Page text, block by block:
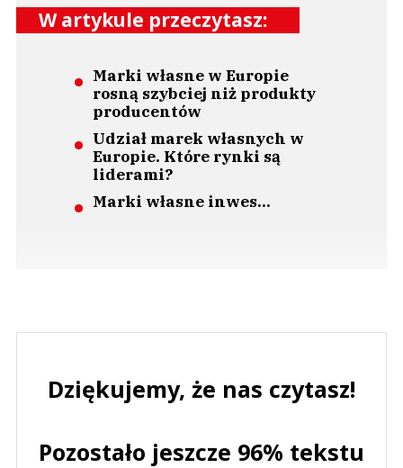
W artykule przeczytasz:
Marki własne w Europie
rosną szybciej niż produkty
producentów
Udział marek własnych w
Europie. Które rynki są
liderami?
Marki własne inwes...
Dziękujemy, że nas czytasz!
Pozostało jeszcze 96% tekstu